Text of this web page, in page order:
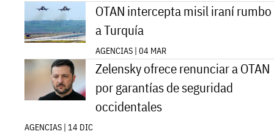
OTAN intercepta misil iraní rumbo
a Turquía
AGENCIAS | 04 MAR
Zelensky ofrece renunciar a OTAN
por garantías de seguridad
occidentales
AGENCIAS | 14 DIC